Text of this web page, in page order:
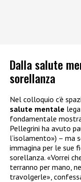
Dalla salute
sorellanza
Nel colloquio c’è
salute mentale
fondamentale
Pellegrini ha avuto
l’isolamento») –
immagina per le sue
sorellanza. «Vorrei
terranno per mano,
travolgerle»,